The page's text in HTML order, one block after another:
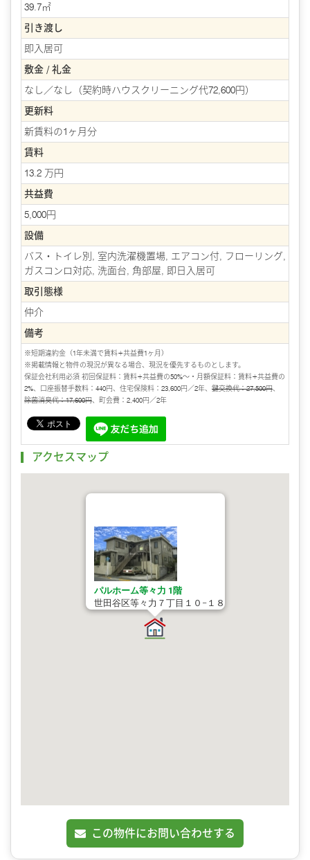
39.7㎡
引き渡し
即入居可
敷金 / 礼金
なし／なし（契約時ハウスクリーニング代72,600円）
更新料
新賃料の1ヶ月分
賃料
13.2 万円
共益費
5,000円
設備
バス・トイレ別, 室内洗濯機置場, エアコン付, フローリング,
ガスコンロ対応, 洗面台, 角部屋, 即日入居可
取引態様
仲介
備考
※短期違約金（1年未満で賃料+共益費1ヶ月）
※掲載情報と物件の現況が異なる場合、現況を優先するものとします。
保証会社利用必須 初回保証料：賃料+共益費の50%～・月額保証料：賃料+共益費の
2%、口座振替手数料：440円、住宅保険料：23,600円／2年、 鍵交換代：27,500円、
除菌消臭代：17,600円、町会費：2,400円／2年
アクセスマップ
パルホーム等々力 1階
世田谷区等々力７丁目１０−１８
この物件にお問い合わせする